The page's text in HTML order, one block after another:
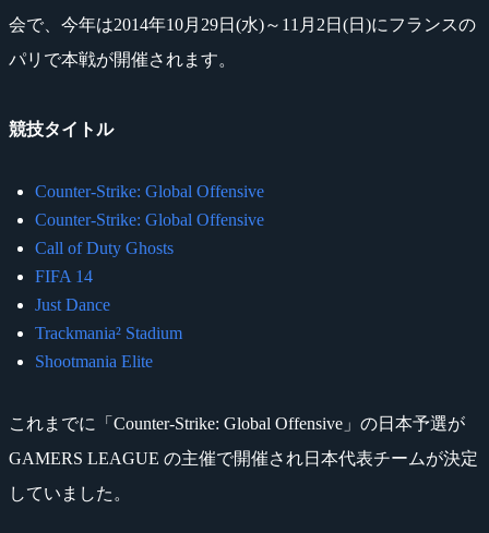
会で、今年は2014年10月29日(水)～11月2日(日)にフランスの
パリで本戦が開催されます。
競技タイトル
Counter-Strike: Global Offensive
Counter-Strike: Global Offensive
Call of Duty Ghosts
FIFA 14
Just Dance
Trackmania² Stadium
Shootmania Elite
これまでに「Counter-Strike: Global Offensive」の日本予選が
GAMERS LEAGUE の主催で開催され日本代表チームが決定
していました。